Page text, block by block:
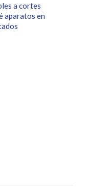
a cortes
aparatos en